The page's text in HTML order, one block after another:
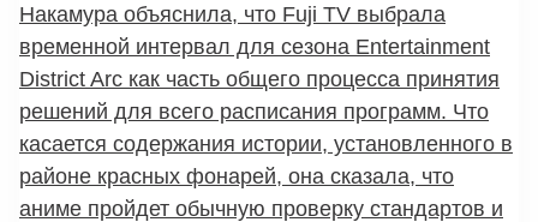
Накамура объяснила, что Fuji TV выбрала
временной интервал для сезона Entertainment
District Arc как часть общего процесса принятия
решений для всего расписания программ. Что
касается содержания истории, установленного в
районе красных фонарей, она сказала, что
аниме пройдет обычную проверку стандартов и